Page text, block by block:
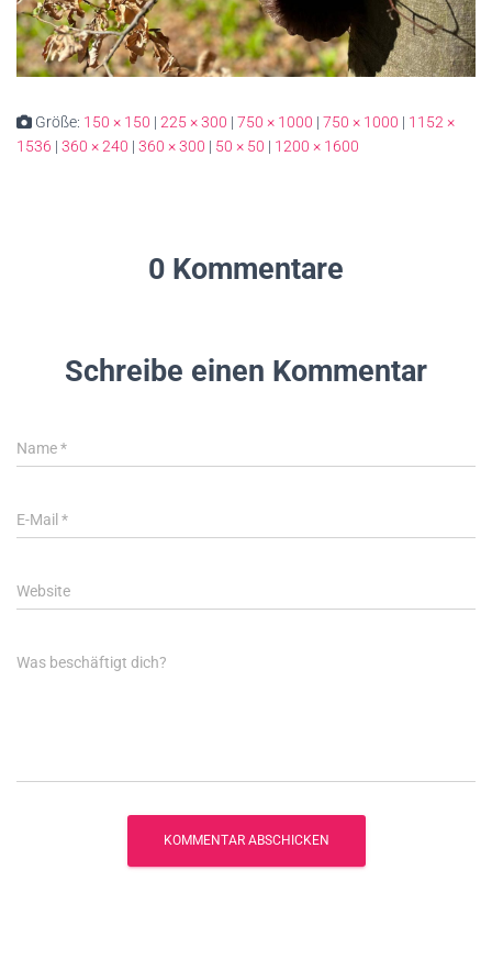
Größe: 150 × 150 | 225 × 300 | 750 × 1000 | 750 × 1000 | 1152 ×
1536 | 360 × 240 | 360 × 300 | 50 × 50 | 1200 × 1600
0 Kommentare
Schreibe einen Kommentar
Name*
E-Mail *
Website
Was beschäftigt dich?